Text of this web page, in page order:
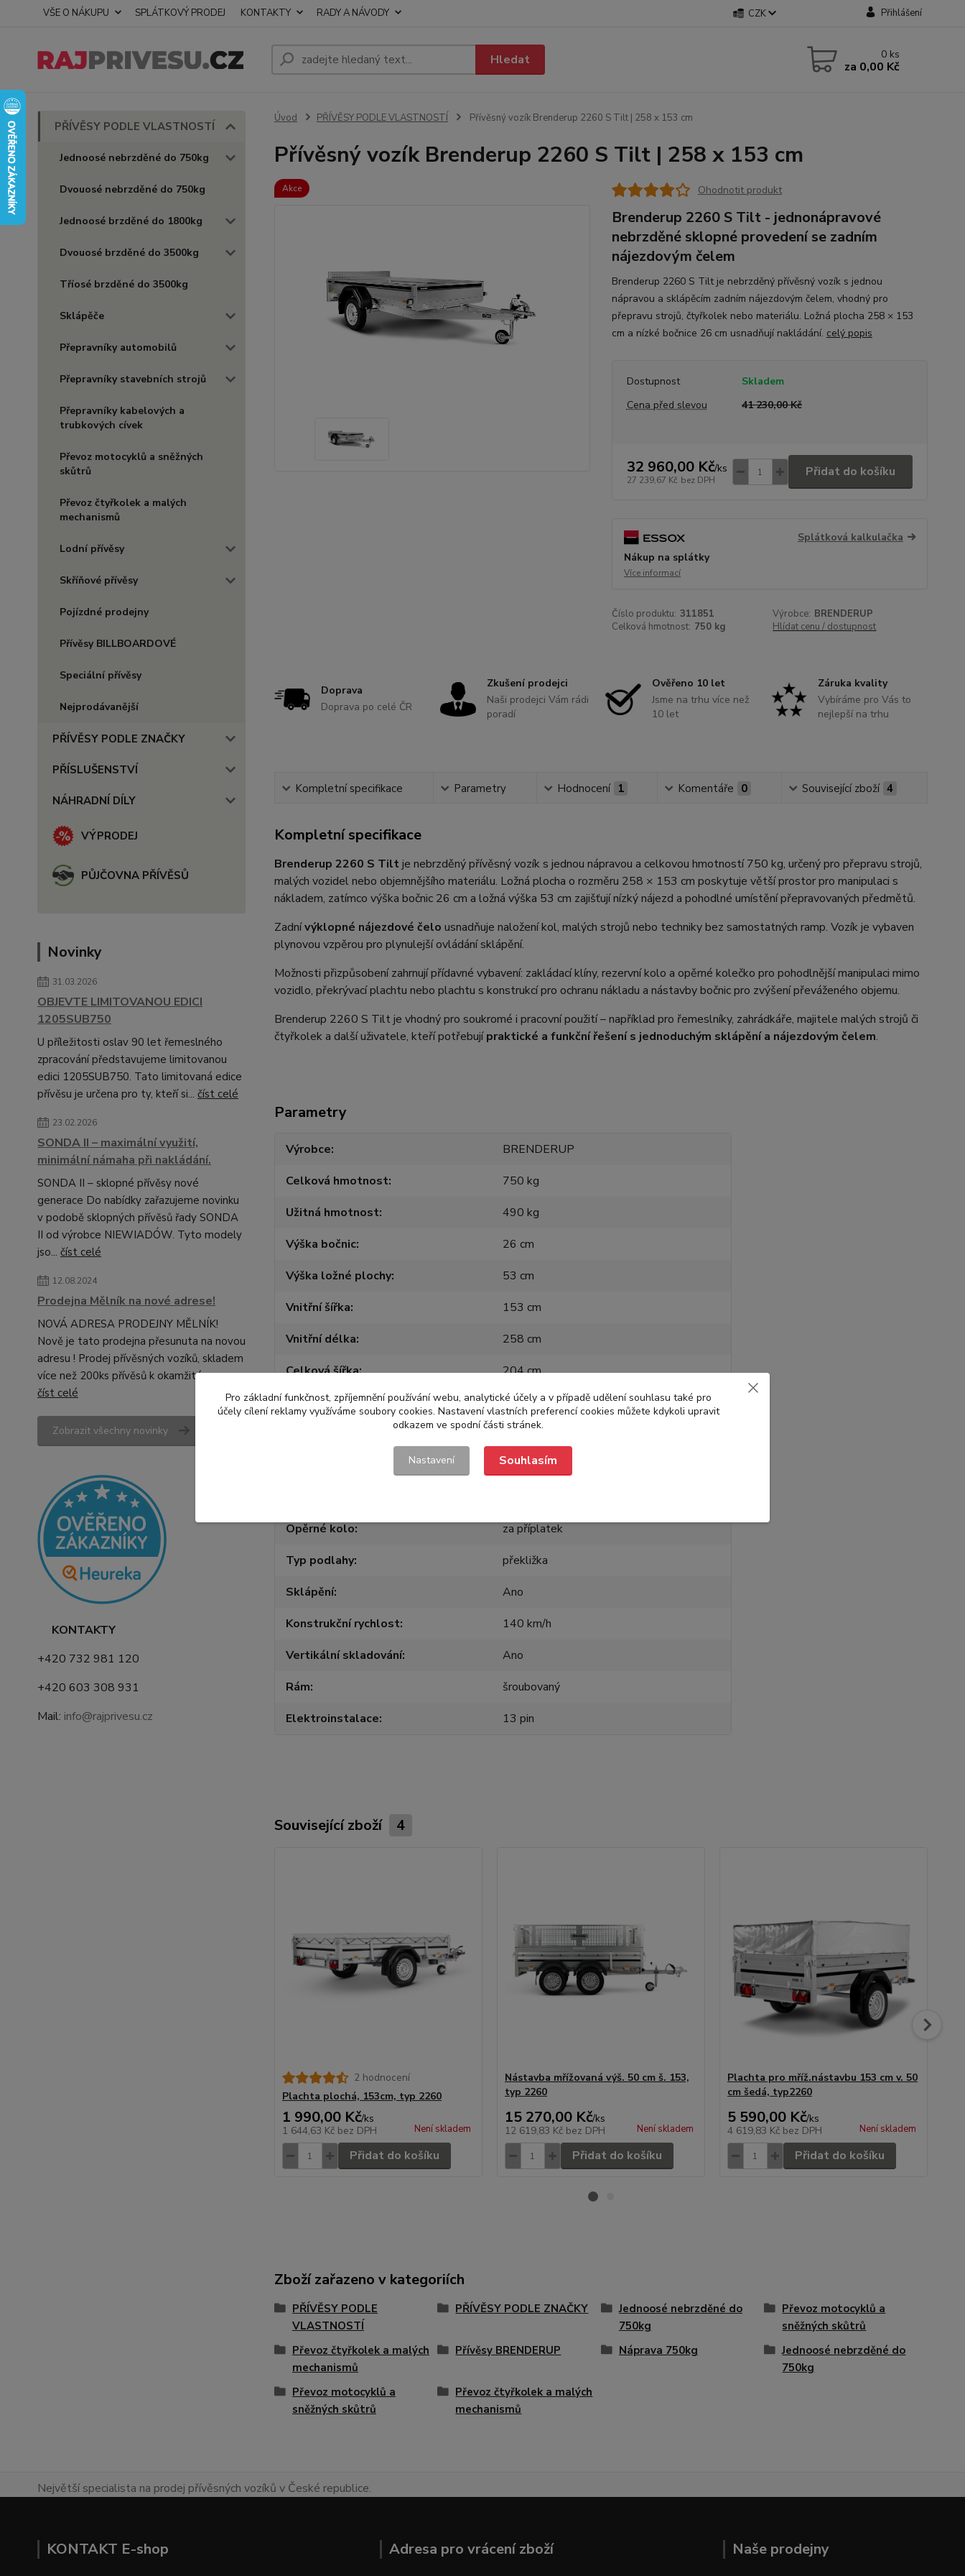
VŠE O NÁKUPU SPLÁTKOVÝ PRODEJ KONTAKTY RADY A NÁVODY CZK Přihlášení
Hledat 0 ks
za 0,00 Kč
PŘÍVĚSY PODLE VLASTNOSTÍ
Jednoosé nebrzděné do 750kg
Dvouosé nebrzděné do 750kg
Jednoosé brzděné do 1800kg
Dvouosé brzděné do 3500kg
Tříosé brzděné do 3500kg
Sklápěče
Přepravníky automobilů
Přepravníky stavebních strojů
Přepravníky kabelových a
trubkových cívek
Převoz motocyklů a sněžných
skůtrů
Převoz čtyřkolek a malých
mechanismů
Lodní přívěsy
Skříňové přívěsy
Pojízdné prodejny
Přívěsy BILLBOARDOVÉ
Speciální přívěsy
Nejprodávanější
PŘÍVĚSY PODLE ZNAČKY
PŘÍSLUŠENSTVÍ
NÁHRADNÍ DÍLY
VÝPRODEJ
PŮJČOVNA PŘÍVĚSŮ
Novinky
31.03.2026
OBJEVTE LIMITOVANOU EDICI
1205SUB750
U příležitosti oslav 90 let řemeslného
zpracování představujeme limitovanou
edici 1205SUB750. Tato limitovaná edice
přívěsu je určena pro ty, kteří si... číst celé
23.02.2026
SONDA II – maximální využití,
minimální námaha při nakládání.
SONDA II – sklopné přívěsy nové
generace Do nabídky zařazujeme novinku
v podobě sklopných přívěsů řady SONDA
II od výrobce NIEWIADÓW. Tyto modely
jso... číst celé
12.08.2024
Prodejna Mělník na nové adrese!
NOVÁ ADRESA PRODEJNY MĚLNÍK!
Nově je tato prodejna přesunuta na novou
adresu ! Prodej přívěsných vozíků, skladem
více než 200ks přívěsů k okamžitému ...
číst celé
Zobrazit všechny novinky
KONTAKTY
+420 732 981 120
+420 603 308 931
Mail: info@rajprivesu.cz
Úvod PŘÍVĚSY PODLE VLASTNOSTÍ Přívěsný vozík Brenderup 2260 S Tilt | 258 x 153 cm
Přívěsný vozík Brenderup 2260 S Tilt | 258 x 153 cm
Akce Ohodnotit produkt
Brenderup 2260 S Tilt - jednonápravové
nebrzděné sklopné provedení se zadním
nájezdovým čelem
Brenderup 2260 S Tilt je nebrzděný přívěsný vozík s jednou
nápravou a sklápěcím zadním nájezdovým čelem, vhodný pro
přepravu strojů, čtyřkolek nebo materiálu. Ložná plocha 258 × 153
cm a nízké bočnice 26 cm usnadňují nakládání. celý popis
Dostupnost
Skladem
Cena před slevou
41 230,00 Kč
32 960,00 Kč/ks
27 239,67 Kč bez DPH
Přidat do košíku
Splátková kalkulačka
Nákup na splátky
Více informací
Číslo produktu: 311851 Výrobce: BRENDERUP
Celková hmotnost: 750 kg Hlídat cenu / dostupnost
Doprava
Doprava po celé ČR
Zkušení prodejci
Naši prodejci Vám rádi
poradí
Ověřeno 10 let
Jsme na trhu více než
10 let
Záruka kvality
Vybíráme pro Vás to
nejlepší na trhu
Kompletní specifikace Parametry Hodnocení 1 Komentáře 0 Související zboží 4
Kompletní specifikace
Brenderup 2260 S Tilt je nebrzděný přívěsný vozík s jednou nápravou a celkovou hmotností 750 kg, určený pro přepravu strojů,
malých vozidel nebo objemnějšího materiálu. Ložná plocha o rozměru 258 × 153 cm poskytuje větší prostor pro manipulaci s
nákladem, zatímco výška bočnic 26 cm a ložná výška 53 cm zajišťují nízký nájezd a pohodlné umístění přepravovaných předmětů.
Zadnívýklopné nájezdové čelo usnadňuje naložení kol, malých strojů nebo techniky bez samostatných ramp. Vozík je vybaven
plynovou vzpěrou pro plynulejší ovládání sklápění.
Možnosti přizpůsobení zahrnují přídavné vybavení: zakládací klíny, rezervní kolo a opěrné kolečko pro pohodlnější manipulaci mimo
vozidlo, překrývací plachtu nebo plachtu s konstrukcí pro ochranu nákladu a nástavby bočnic pro zvýšení převáženého objemu.
Brenderup 2260 S Tilt je vhodný pro soukromé i pracovní použití – například pro řemeslníky, zahrádkáře, majitele malých strojů či
čtyřkolek a další uživatele, kteří potřebujípraktické a funkční řešení s jednoduchým sklápění a nájezdovým čelem.
Parametry
Výrobce
BRENDERUP
Celková hmotnost
750 kg
Užitná hmotnost
490 kg
Výška bočnic
26 cm
Výška ložné plochy
53 cm
Vnitřní šířka
153 cm
Vnitřní délka
258 cm
Celková šířka
204 cm
Celková délka
403 cm
1
Opěrné kolo
za příplatek
Typ podlahy
překližka
Sklápění
Ano
Konstrukční rychlost
140 km/h
Vertikální skladování
Ano
Rám
šroubovaný
Elektroinstalace
13 pin
Související zboží 4
2 hodnocení
Plachta plochá, 153cm, typ 2260
1 990,00 Kč/ks
1 644,63 Kč bez DPH Není skladem
Přidat do košíku
Nástavba mřížovaná výš. 50 cm š. 153,
typ 2260
15 270,00 Kč/ks
12 619,83 Kč bez DPH Není skladem
Přidat do košíku
Plachta pro mříž.nástavbu 153 cm v. 50
cm šedá, typ2260
5 590,00 Kč/ks
4 619,83 Kč bez DPH Není skladem
Přidat do košíku
Zboží zařazeno v kategoriích
PŘÍVĚSY PODLE
VLASTNOSTÍ
PŘÍVĚSY PODLE ZNAČKY
Jednoosé nebrzděné do
750kg
Převoz motocyklů a
sněžných skůtrů
Převoz čtyřkolek a malých
mechanismů
Přívěsy BRENDERUP Náprava 750kg
Jednoosé nebrzděné do
750kg
Převoz motocyklů a
sněžných skůtrů
Převoz čtyřkolek a malých
mechanismů
Největší specialista na prodej přívěsných vozíků v České republice.
KONTAKT E-shop Adresa pro vrácení zboží Naše prodejny
Pro základní funkčnost, zpříjemnění používání webu, analytické účely a v případě udělení souhlasu také pro
účely cílení reklamy využíváme soubory cookies. Nastavení vlastních preferencí cookies můžete kdykoli upravit
odkazem ve spodní části stránek.
Nastavení Souhlasím